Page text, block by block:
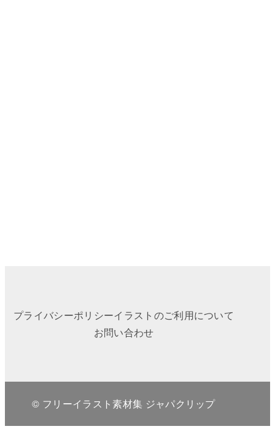
プライバシーポリシーイラストのご利用について
お問い合わせ
© フリーイラスト素材集 ジャパクリップ